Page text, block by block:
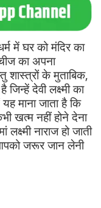
में घर को मंदिर का
का अपना
शास्त्रों के मुताबिक,
देवी लक्ष्मी का
माना जाता है कि
खत्म नहीं होने देना
नाराज हो जाती
जरूर जान लेनी